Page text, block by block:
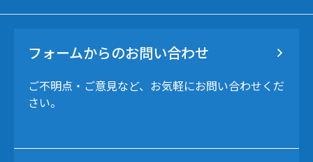
フォームからのお問い合わせ
ご不明点・ご意見など、お気軽にお問い合わせくだ
さい。